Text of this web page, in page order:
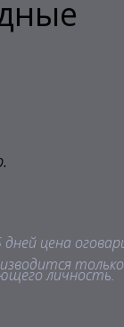
цена
личность.